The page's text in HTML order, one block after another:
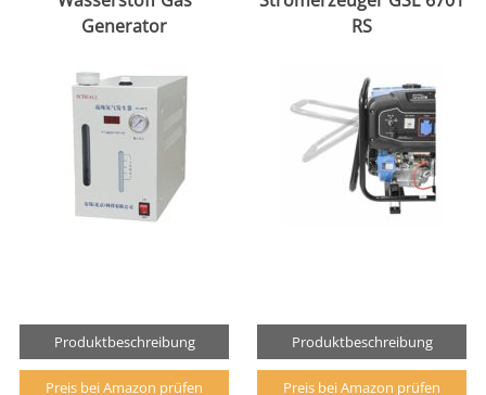
Generator
Produktbeschreibung
Preis bei Amazon prüfen
RS
Produktbeschreibung
Preis bei Amazon prüfen